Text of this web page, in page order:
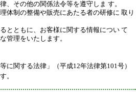
、その他の関係法令等を遵守しま す。
体制の整備や販売にあたる者の研修に 取り
とともに、お客様に関する情報につい て
管理をいたします。
に関する法律」（平成12年法律第101号）
。